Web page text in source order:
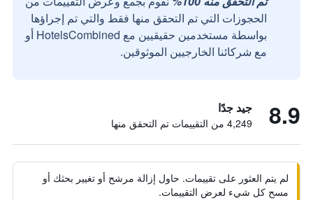
الحجوزات التي تم التحقق منها فقط والتي تم إجراؤها
بواسطة مستخدمين حقيقيين مع HotelsCombined أو
مع شركائنا الخارجيين الموثوقين.
8.9 جيد جدًا
4,249 من التقييمات تم التحقق منها
لم يتم العثور على تقييمات. حاول إزالة مرشح أو تغيير بحثك أو
مسح كل شيء لعرض التقييمات.